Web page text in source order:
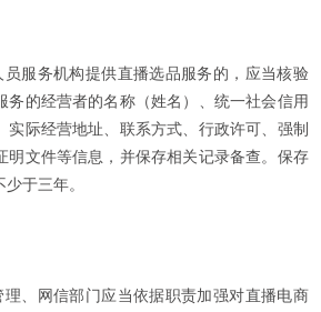
服务机构提供直播选品服务的，应当核验
务的经营者的名称（姓名）、统一社会信用
实际经营地址、联系方式、行政许可、强制
明文件等信息，并保存相关记录备查。保存
于三年。
、网信部门应当依据职责加强对直播电商